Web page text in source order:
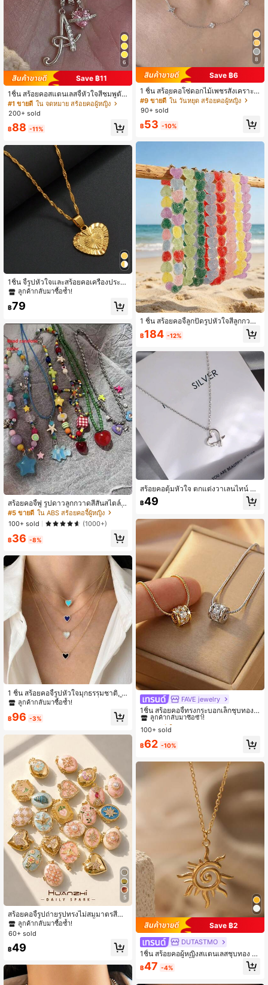
6
Save ฿11
1ชิ้น สร้อยคอสแตนเลสจี้หัวใจสีชมพูตัว
อักษรเขียนด้วยลายมือเพทายลูกบาศก์ห
รูหราส่วนบุคคล, สร้อยคอชื่อตัวอักษรเรี
ม่, ครอบครัว, เพื่อน, ลูกสาว, เหมาะสำห
รับวันครบรอบ, วันวาเลนไทน์, วันแม่, วั
นเกิด, การสำเร็จการศึกษา, การสวมใส่
ในชีวิตประจำวัน, งานแต่งงาน, พรอม
#1 ขายดี ใน จดหมาย สร้อยคอผู้หญิง
200+ sold
฿88 -11%
1ชิ้น จี้รูปหัวใจและสร้อยคอเครื่องประดั
บโรแมนติก mกรอบทอง สำหรับสตรีแล
ยา เดือนแห่งความรัก แม่ วันแม่ ของข
ลูกค้ากลับมาซื้อซ้ำ!
฿79
สร้อยคอจี้พู่ รูปดาวลูกกวาดสีสันสไตล์โ
บฮีเมียนเกาหลี, โซ่ รูปหัวใจหวาน, เครื่
องประดับสไตล์ Y2K
#5 ขายดี ใน ABS สร้อยคอจี้ผู้หญิง
100+ sold
(1000+)
฿36 -8%
1 ชิ้น สร้อยคอจี้รูปหัวใจมุกธรรมชาติ, โ
ซ่ไหปลาร้าหัวใจโลหะสไตล์ฝรั่งเศส, จี้ส
ตรีสไตล์เกาหลี, จี้สีฟ้า, ของขวัญสำหรับ
เธอ
ลูกค้ากลับมาซื้อซ้ำ!
฿96 -3%
5
สร้อยคอจี้รูปถ่ายรูปทรงไม่สมมาตรสีทอ
งโรแมนติกวินเทจ; สร้อยคอจี้รูปถ่าย; สร้
อยคอเปลือกหอยรูปหัวใจเรซินหลากสี; เ
ญิง (ไม่รวมกล่อง)
ลูกค้ากลับมาซื้อซ้ำ!
60+ sold
฿49
8
Save ฿6
1 ชิ้น สร้อยคอโซ่ดอกไม้เพชรสังเคราะห์
สีเงินแฟชั่นใหม่
#9 ขายดี ใน วันหยุด สร้อยคอผู้หญิง
90+ sold
฿53 -10%
1 ชิ้น สร้อยคอจี้ลูกปัดรูปหัวใจสีลูกกวาด
หวานและน่ารัก ชุบทอง 18K เหมาะสำ
หรับงานปาร์ตี้และการสวมใส่ประจำวัน
ประดับสำหรับผู้หญิง
฿184 -12%
สร้อยคอตุ้มหัวใจ ตกแต่งวาเลนไทน์ สำ
หรับแม่ วันแม่ ของขวัญ
฿49
FAVE jewelry
1ชิ้น สร้อยคอจี้ทรงกระบอกเล็กชุบทองชุ
บเงินสำหรับผู้หญิง, จี้ทรงกระบอกกลม,
โซ่แบบงูเรียว, ดีไซน์กลวง, ตกแต่งด้วย
กาย, โซ่ปรับความยาวได้, โลหะผสมปร
าศจากนิกเกิลไม่ก่อให้เกิดอาการแพ้,
น้ำหนักเบา, ประณีต, สง่างาม, คลาสสิ
ก, อมตะ, งานแต่งงาน, งานหมั้น, เพื่อนเ
จ้าสาว, คำสัญญา, คู่รัก, เพื่อนสนิท, วัน
ครบรอบ, วันเกิด, วันวาเลนไทน์, ของข
วัญสำหรับแฟน, ภรรยา, แม่, พี่สาว, ลูก
สาว, งานเลี้ยงเจ้าสาว, งานปาร์ตี้, งาน
พรอม, คืนเดท, ใส่ประจำวัน, งานเลี้ยง
ค่ำอย่างเป็นทางการ, โอกาสพิเศษ
#2 ขายดี ใน เพชร สร้อยคอผู้หญิง
ลูกค้ากลับมาซื้อซ้ำ!
#2 ขายดี ใน เพชร สร้อยคอผู้หญิง
ลูกค้ากลับมาซื้อซ้ำ!
#2 ขายดี ใน เพชร สร้อยคอผู้หญิง
ลูกค้ากลับมาซื้อซ้ำ!
#2 ขายดี ใน เพชร สร้อยคอผู้หญิง
100+ sold
฿62 -10%
Save ฿2
DUTASTMO
1ชิ้น สร้อยคอผู้หญิงสแตนเลสชุบทอง 18
k ลายเรียบง่าย จี้ดวงอาทิตย์รัศมีละเอีย
ด จี้เกลียว สร้อยคอไหปลาร้า สำหรับผู้ห
฿47 -4%